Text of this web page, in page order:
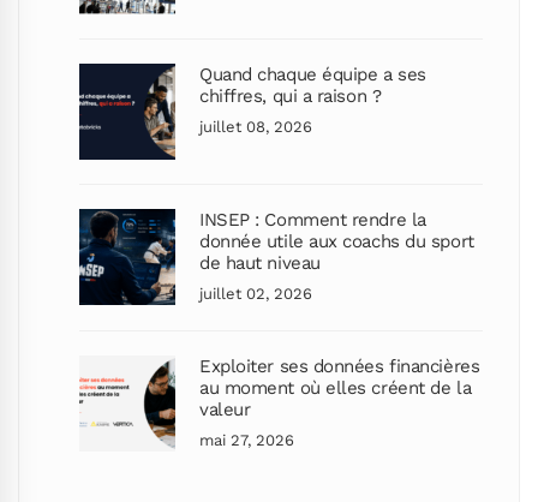
Quand chaque équipe a ses
chiffres, qui a raison ?
juillet 08, 2026
INSEP : Comment rendre la
donnée utile aux coachs du sport
de haut niveau
juillet 02, 2026
Exploiter ses données financières
au moment où elles créent de la
valeur
mai 27, 2026